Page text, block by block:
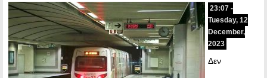
23:07 -
Tuesday, 12
December,
2023
Δεν